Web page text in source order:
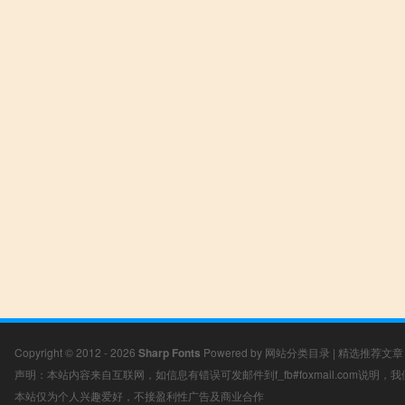
Copyright © 2012 - 2026 Sharp Fonts Powered by 网站分类目录 | 精选推荐文章
声明：本站内容来自互联网，如信息有错误可发邮件到f_fb#foxmail.com说明，
本站仅为个人兴趣爱好，不接盈利性广告及商业合作